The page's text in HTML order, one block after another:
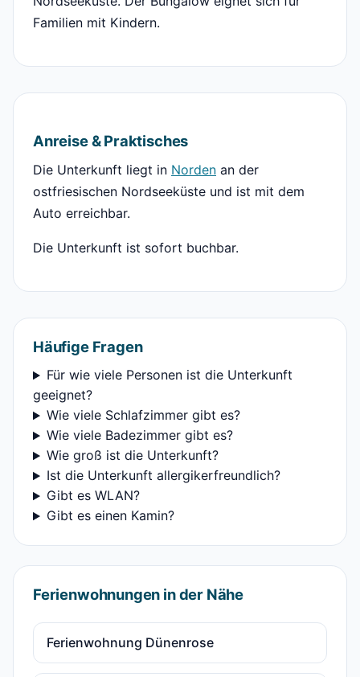
Familien mit Kindern.
Anreise & Praktisches
Die Unterkunft liegt in Norden an der
ostfriesischen Nordseeküste und ist mit dem
Auto erreichbar.
Die Unterkunft ist sofort buchbar.
Häufige Fragen
Für wie viele Personen ist die Unterkunft
geeignet?
Wie viele Schlafzimmer gibt es?
Wie viele Badezimmer gibt es?
Wie groß ist die Unterkunft?
Ist die Unterkunft allergikerfreundlich?
Gibt es WLAN?
Gibt es einen Kamin?
Ferienwohnungen in der Nähe
Ferienwohnung Dünenrose